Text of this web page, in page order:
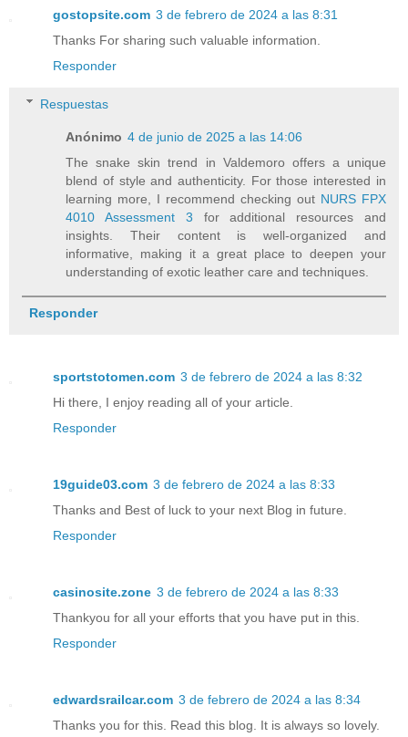
gostopsite.com 3 de febrero de 2024 a las 8:31
Thanks For sharing such valuable information.
Responder
Respuestas
Anónimo 4 de junio de 2025 a las 14:06
The snake skin trend in Valdemoro offers a unique
blend of style and authenticity. For those interested in
learning more, I recommend checking out NURS FPX
4010 Assessment 3 for additional resources and
insights. Their content is well-organized and
informative, making it a great place to deepen your
understanding of exotic leather care and techniques.
Responder
sportstotomen.com 3 de febrero de 2024 a las 8:32
Hi there, I enjoy reading all of your article.
Responder
19guide03.com 3 de febrero de 2024 a las 8:33
Thanks and Best of luck to your next Blog in future.
Responder
casinosite.zone 3 de febrero de 2024 a las 8:33
Thankyou for all your efforts that you have put in this.
Responder
edwardsrailcar.com 3 de febrero de 2024 a las 8:34
Thanks you for this. Read this blog. It is always so lovely.